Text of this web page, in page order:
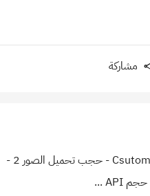
مشاركة
اضافة حجب مخصص لمحتوى المواقع على مستوى المتصفح او الموقع من خلال Csutom Setting Menu1 - حجب تحميل الصور 2 -